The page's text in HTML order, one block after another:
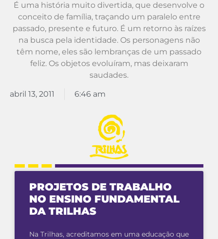
É uma história muito divertida, que desenvolve o
conceito de família, traçando um paralelo entre
passado, presente e futuro. É um retorno às raízes
na busca pela identidade. Os personagens não
têm nome, eles são lembranças de um passado
feliz. Os objetos evoluíram, mas deixaram
saudades.
abril 13, 2011 6:46 am
PROJETOS DE TRABALHO
NO ENSINO FUNDAMENTAL
DA TRILHAS
Na Trilhas, acreditamos em uma educação que